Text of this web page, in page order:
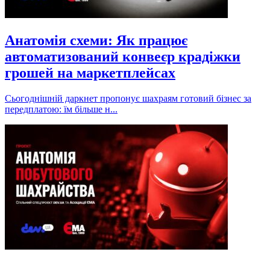
Анатомія схеми: Як працює
автоматизований конвеєр крадіжки
грошей на маркетплейсах
Сьогоднішній даркнет пропонує шахраям готовий бізнес за
передплатою: їм більше н...